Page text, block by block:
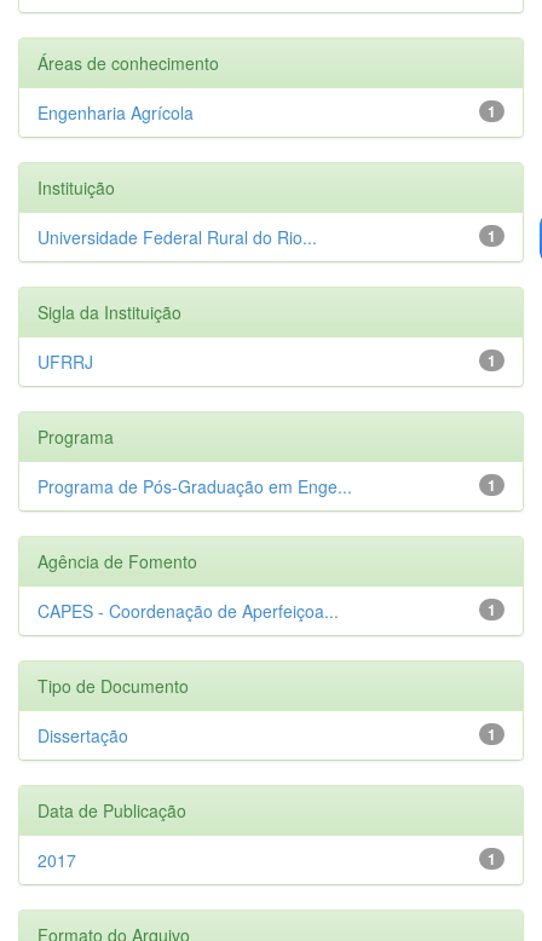
Áreas de conhecimento
1
Engenharia Agrícola
Instituição
1
Universidade Federal Rural do Rio...
Sigla da Instituição
1
UFRRJ
Programa
1
Programa de Pós-Graduação em Enge...
Agência de Fomento
1
CAPES - Coordenação de Aperfeiçoa...
Tipo de Documento
1
Dissertação
Data de Publicação
1
2017
Formato do Arquivo